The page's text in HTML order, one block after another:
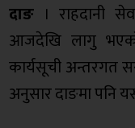
दाङ । राहदानी
आजदेखि लागु
कार्यसूची अन्तरगत
अनुसार दाङमा पनि